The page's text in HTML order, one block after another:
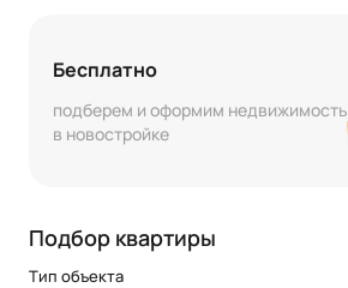
Бесплатно
подберем и оформим недвижимость
в новостройке
Подбор квартиры
Тип объекта